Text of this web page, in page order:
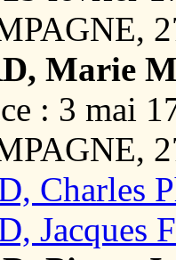
Marie
: 3 mai
Charles
Jacques